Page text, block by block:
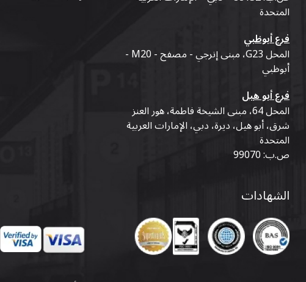
المتحدة
فرع أبوظبي
المحل G23، مبنى إنرجي - مصفح - M20 -
أبوظبي
فرع أبو هيل
المحل 64، مبنى الشيخة فاطمة، هور العنز
شرق، أبو هيل، ديرة، دبي، الإمارات العربية
المتحدة
ص.ب: 99070
الشهادات